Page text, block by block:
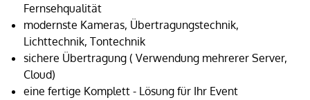
Fernsehqualität
modernste Kameras, Übertragungstechnik,
Lichttechnik, Tontechnik
sichere Übertragung ( Verwendung mehrerer Server,
Cloud)
eine fertige Komplett - Lösung für Ihr Event